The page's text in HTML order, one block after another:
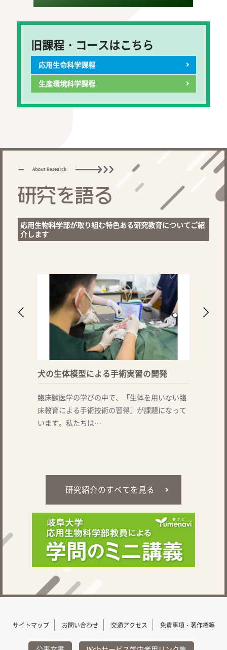
旧課程・コースはこちら
応用生命科学課程
生産環境科学課程
応用生物科学部が取り組む特色ある研究教育についてご紹
介します
犬の生体模型による手術実習の開発
臨床獣医学の学びの中で、「生体を用いない臨
床教育による手術技術の習得」が課題になって
います。私たちは…
研究紹介のすべてを見る
サイトマップ お問い合わせ 交通アクセス 免責事項・著作権等